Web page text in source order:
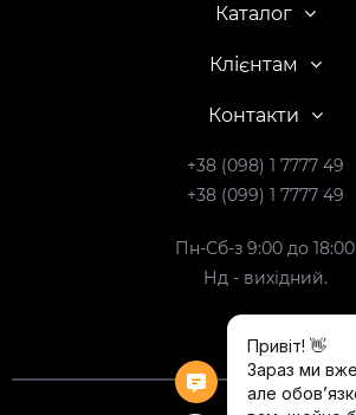
Каталог
Клієнтам
Контакти
+38 (098) 1 7777 49
+38 (099) 1 7777 49
Пн-Сб-з 9:00 до 18:00
Нд - вихідний.